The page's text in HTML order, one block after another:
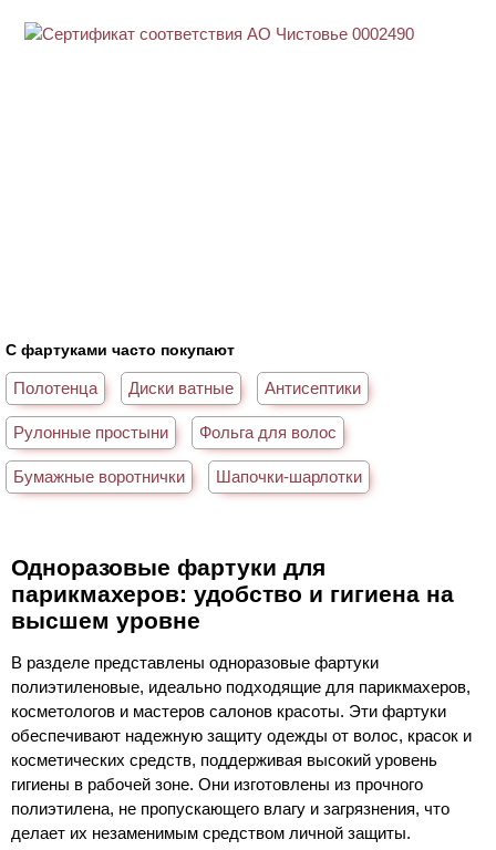
С фартуками часто покупают
Полотенца Диски ватные Антисептики
Рулонные простыни Фольга для волос
Бумажные воротнички Шапочки-шарлотки
Одноразовые фартуки для
парикмахеров: удобство и гигиена на
высшем уровне
В разделе представлены одноразовые фартуки
полиэтиленовые, идеально подходящие для парикмахеров,
косметологов и мастеров салонов красоты. Эти фартуки
обеспечивают надежную защиту одежды от волос, красок и
косметических средств, поддерживая высокий уровень
гигиены в рабочей зоне. Они изготовлены из прочного
полиэтилена, не пропускающего влагу и загрязнения, что
делает их незаменимым средством личной защиты.